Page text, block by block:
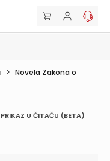
> Novela Zakona o
PRIKAZ U ČITAČU (BETA)